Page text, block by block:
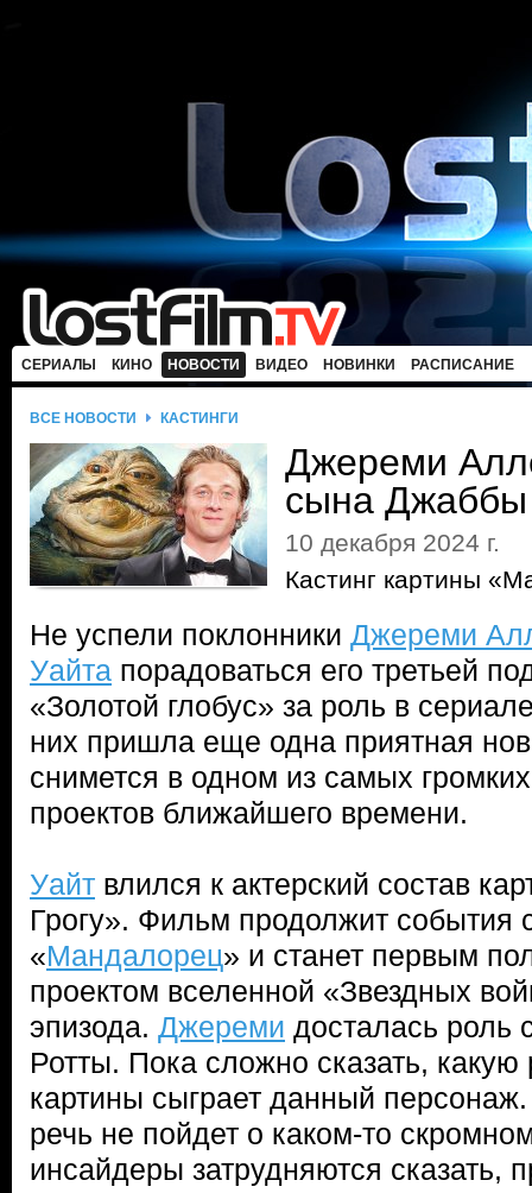
СЕРИАЛЫ КИНО НОВОСТИ ВИДЕО НОВИНКИ РАСПИСАНИЕ
ВСЕ НОВОСТИ КАСТИНГИ
Джереми
сына Джаббы
10 декабря 2024 г.
Кастинг картины
Не успели поклонники Джереми
Уайта порадоваться его третьей
«Золотой глобус» за роль в
них пришла еще одна приятная
снимется в одном из самых
проектов ближайшего времени.
Уайт влился к актерский состав
Грогу». Фильм продолжит события
«Мандалорец» и станет первым
проектом вселенной «Звездных
эпизода. Джереми досталась
Ротты. Пока сложно сказать,
картины сыграет данный
речь не пойдет о каком-то
инсайдеры затрудняются сказать,